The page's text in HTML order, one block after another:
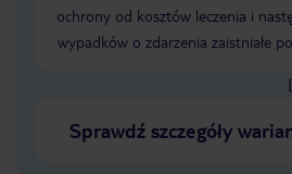
ochrony od kosztów leczenia i
wypadków o zdarzenia zaistniałe
Sprawdź szczegóły